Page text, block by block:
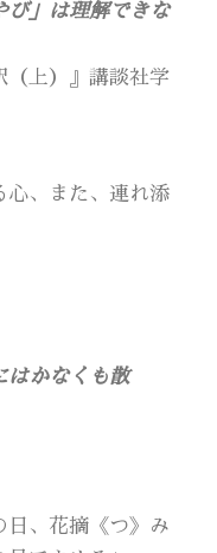
び」は理解できな
（上）』講談社学
心、また、連れ添
はかなくも散
日、花摘《つ》み